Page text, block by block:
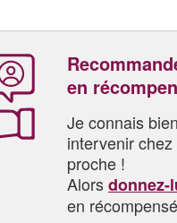
en
Je connais
intervenir
proche !
Alorsdonnez-
en